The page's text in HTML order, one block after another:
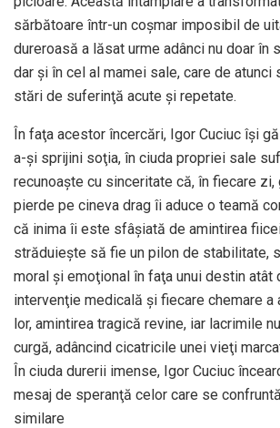
sărbătoare într-un coșmar imposibil de
dureroasă a lăsat urme adânci nu doar în
dar și în cel al mamei sale, care de atunci
stări de suferinţă acute și repetate.
În faţa acestor încercări, Igor Cuciuc îşi
a-şi sprijini soţia, în ciuda propriei sale
recunoaşte cu sinceritate că, în fiecare zi,
pierde pe cineva drag îi aduce o teamă
că inima îi este sfâşiată de amintirea
străduiește să fie un pilon de stabilitate,
moral și emoţional în faţa unui destin atât
intervenţie medicală și fiecare chemare a
lor, amintirea tragică revine, iar lacrimile
curgă, adâncind cicatricile unei vieţi
În ciuda durerii imense, Igor Cuciuc
mesaj de speranţă celor care se
similare